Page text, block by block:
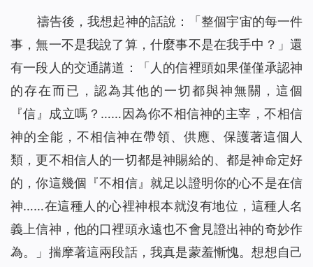
禱告後，我想起神的話說：「整個宇宙的每一件
事，無一不是我說了算，什麼事不是在我手中？ 」還
有一段人的交通講道：「人的信裡頭如果僅僅承認神
的存在而已，認為其他的一切都與神無關，這個
『信』成立嗎？……因為你不相信神的主宰，不相信
神的全能，不相信神在帶領、供應、保護著這個人
類，更不相信人的一切都是神賜給的、都是神命定好
的，你這幾個『不相信』就足以證明你的心不是在信
神……在這種人的心裡神根本就沒有地位，這種人名
義上信神，他的口裡頭永遠也不會見證出神的奇妙作
為。」揣摩著這兩段話，我真是蒙羞慚愧。想想自己